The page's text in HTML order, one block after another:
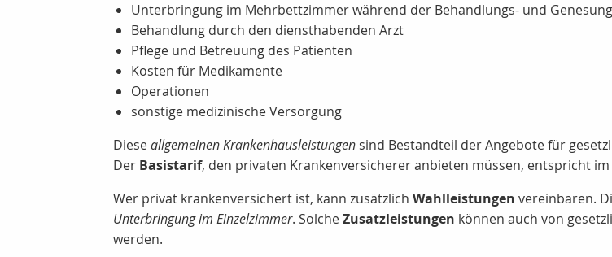
Unterbringung im Mehrbettzimmer während der Behandlungs- und
Behandlung durch den diensthabenden Arzt
Pflege und Betreuung des Patienten
Kosten für Medikamente
Operationen
sonstige medizinische Versorgung
Dieseallgemeinen Krankenhausleistungen sind Bestandteil der Angebote für
Der Basistarif, den privaten Krankenversicherer anbieten müssen, entspricht
Wer privat krankenversichert ist, kann zusätzlich Wahlleistungen vereinbaren.
Unterbringung im Einzelzimmer. SolcheZusatzleistungen können auch von
werden.